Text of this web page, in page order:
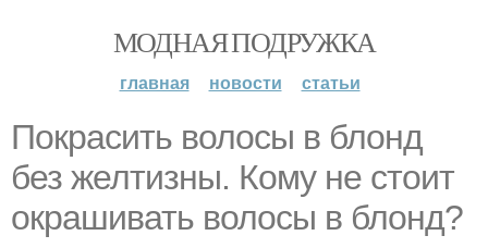
МОДНАЯ ПОДРУЖКА
главная новости статьи
Покрасить волосы в блонд
без желтизны. Кому не стоит
окрашивать волосы в блонд?